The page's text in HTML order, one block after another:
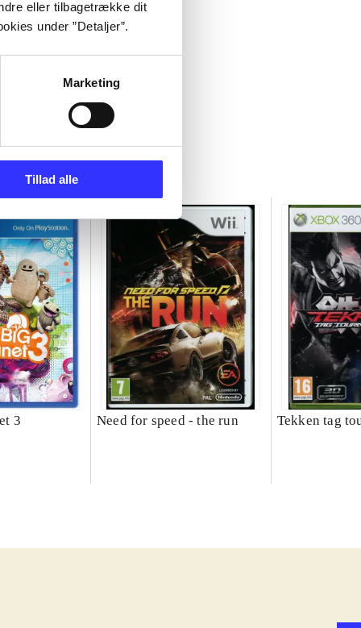
eller tilbagetrække dit
under ”Detaljer”.
Marketing
Tillad alle
3 Need for speed - the run Tekken tag